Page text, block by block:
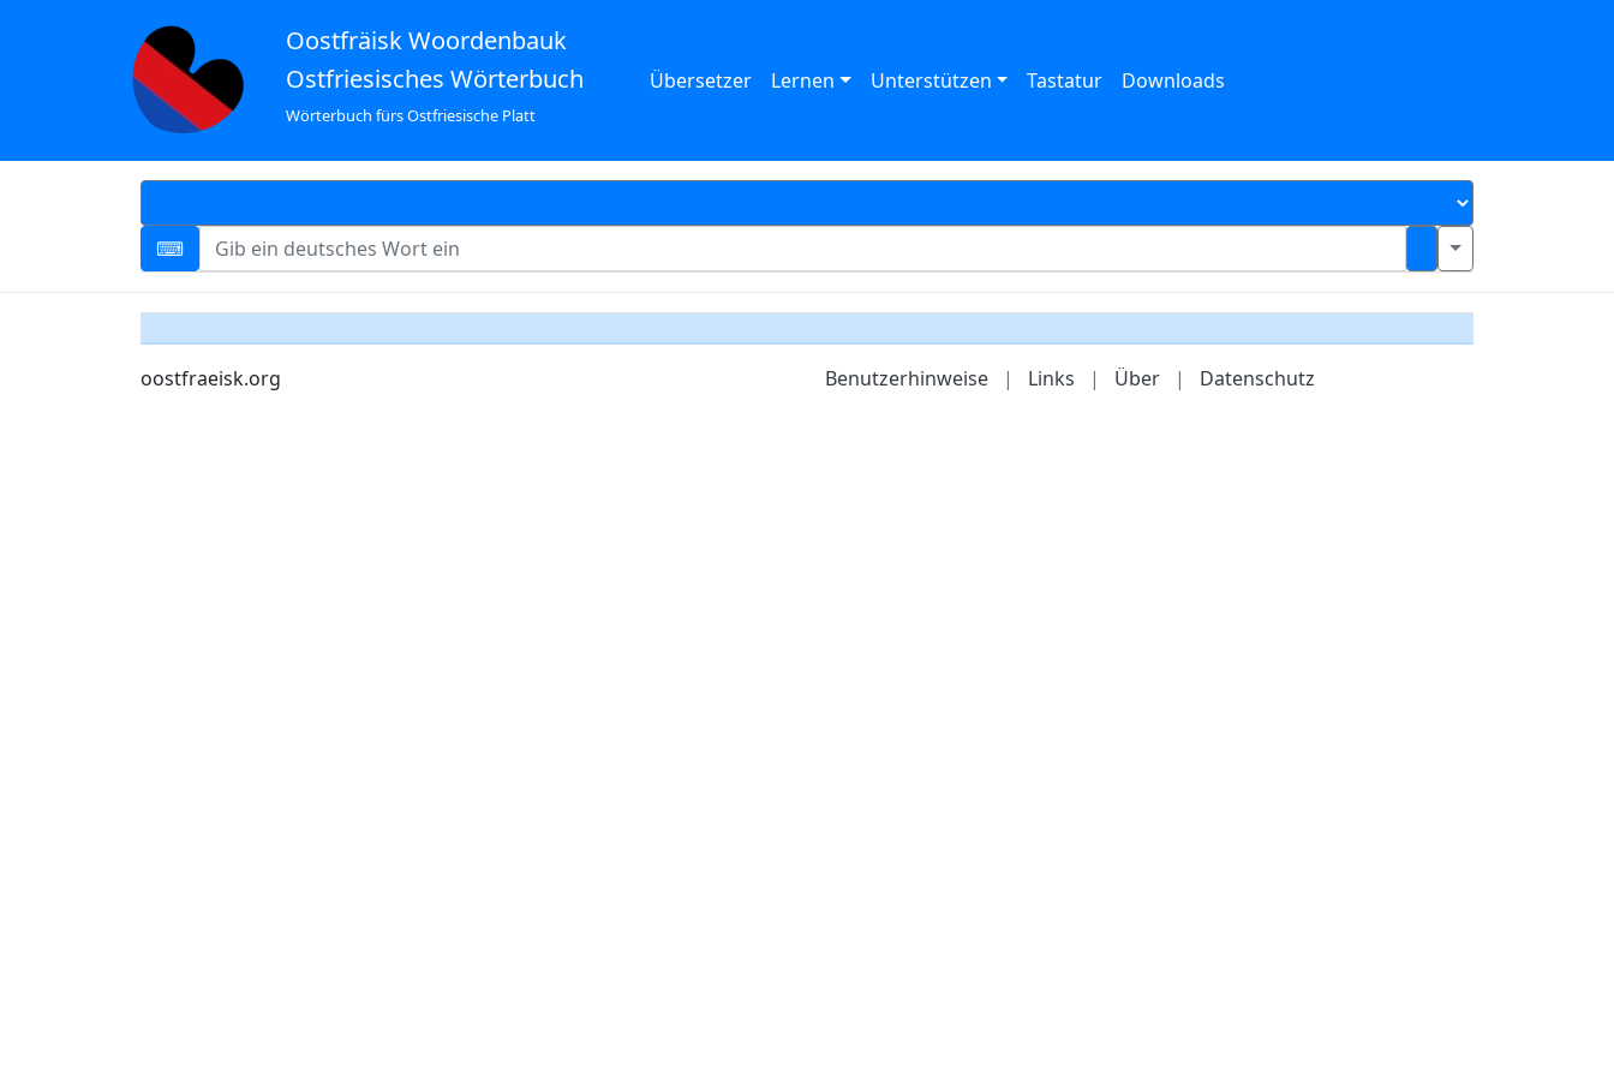
Oostfräisk Woordenbauk
Ostfriesisches Wörterbuch
Wörterbuch fürs Ostfriesische Platt
Übersetzer Lernen Unterstützen Tastatur Downloads
oostfraeisk.org Benutzerhinweise | Links | Über | Datenschutz